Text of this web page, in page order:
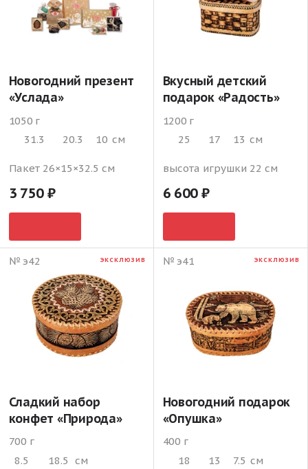
Новогодний презент
«Услада»
1050 г
31.3
20.3 10 см
Пакет 26×15×32.5 см
3 750
Вкусный детский
подарок «Радость»
1200 г
25
17 13 см
высота игрушки 22 см
6 600
№ э42 ЭКСКЛЮЗИВ
Сладкий набор
конфет «Природа»
700 г
8.5
18.5 см
№ э41 ЭКСКЛЮЗИВ
Новогодний подарок
«Опушка»
400 г
18
13 7.5 см